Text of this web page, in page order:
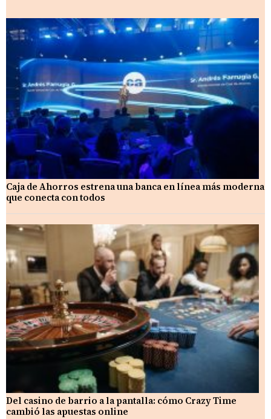
Caja de Ahorros estrena una banca en línea más moderna
que conecta con todos
Del casino de barrio a la pantalla: cómo Crazy Time
cambió las apuestas online